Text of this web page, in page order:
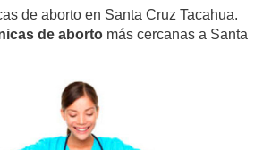
de aborto en Santa Cruz Tacahua.
de aborto más cercanas a Santa